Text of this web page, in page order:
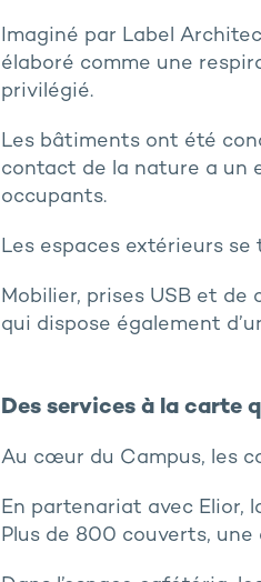
Imaginé par Label
élaboré comme une
privilégié.
Les bâtiments ont été
contact de la nature a un
occupants.
Les espaces extérieurs
Mobilier, prises USB et
qui dispose également
Des services à la carte
Au cœur du Campus, les
En partenariat avec Elior,
Plus de 800 couverts,